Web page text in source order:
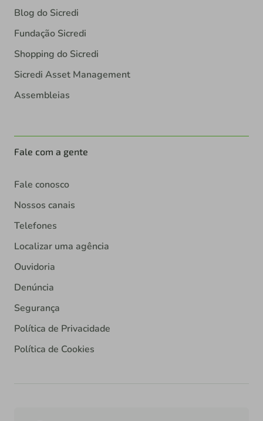
Blog do Sicredi
Fundação Sicredi
Shopping do Sicredi
Sicredi Asset Management
Assembleias
Fale com a gente
Fale conosco
Nossos canais
Telefones
Localizar uma agência
Ouvidoria
Denúncia
Segurança
Política de Privacidade
Política de Cookies